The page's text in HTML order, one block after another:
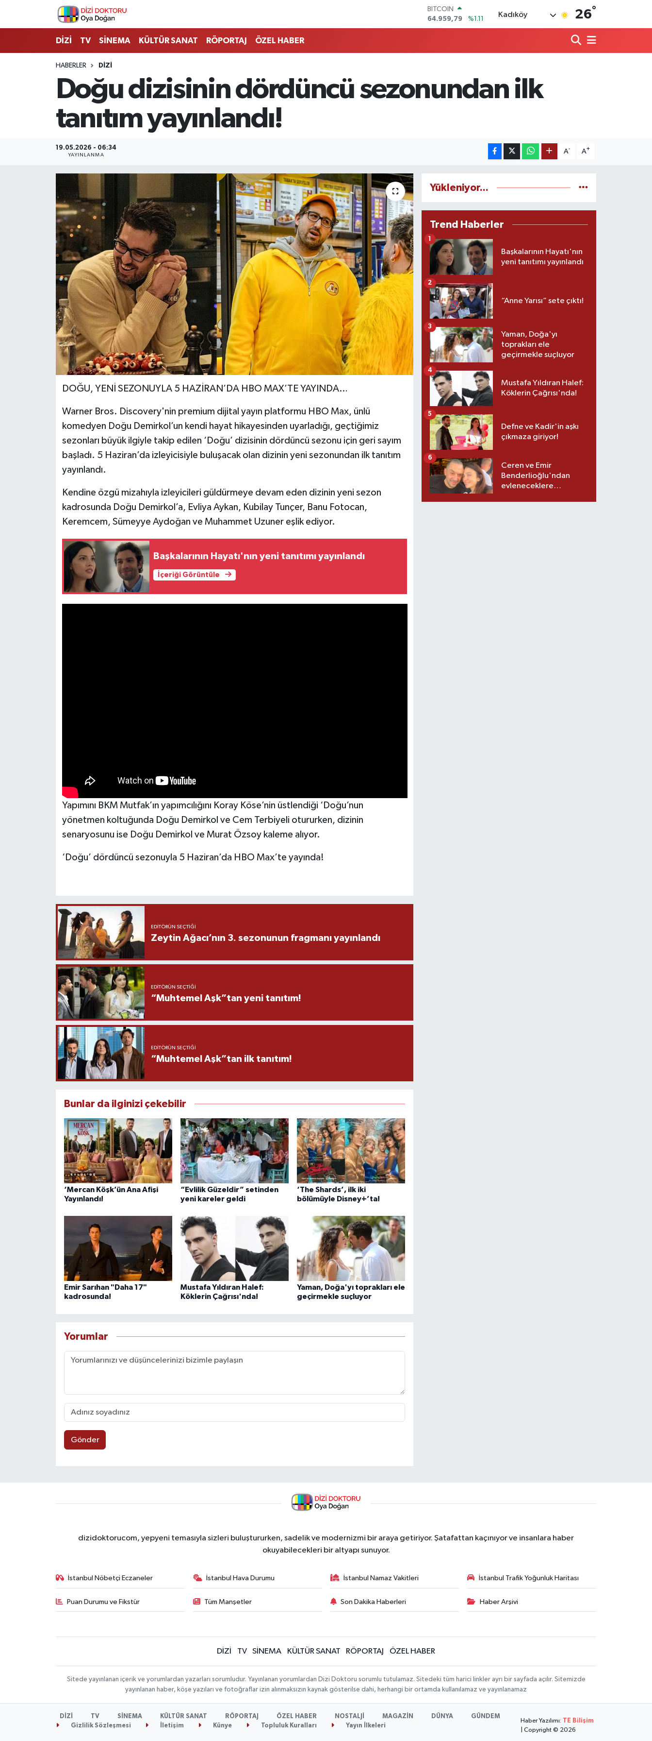
DOLAR
47,7436
%0.18
STERLİN
BİST100
13.779
%-14
Kadıköy 26°
DİZİ TV SİNEMA KÜLTÜR SANAT RÖPORTAJ ÖZEL HABER
HABERLER DİZİ
Doğu dizisinin dördüncü sezonundan ilk
tanıtım yayınlandı!
19.05.2026 - 06:34
YAYINLANMA
A- A+
DOĞU, YENİ SEZONUYLA 5 HAZİRAN’DA HBO MAX’TE YAYINDA…
Warner Bros. Discovery'nin premium dijital yayın platformu HBO Max, ünlü
komedyen Doğu Demirkol’un kendi hayat hikayesinden uyarladığı, geçtiğimiz
sezonları büyük ilgiyle takip edilen ‘Doğu’ dizisinin dördüncü sezonu için geri sayım
başladı. 5 Haziran’da izleyicisiyle buluşacak olan dizinin yeni sezonundan ilk tanıtım
yayınlandı.
Kendine özgü mizahıyla izleyicileri güldürmeye devam eden dizinin yeni sezon
kadrosunda Doğu Demirkol’a, Evliya Aykan, Kubilay Tunçer, Banu Fotocan,
Keremcem, Sümeyye Aydoğan ve Muhammet Uzuner eşlik ediyor.
Başkalarının Hayatı'nın yeni tanıtımı yayınlandı
İçeriği Görüntüle
Yapımını BKM Mutfak’ın yapımcılığını Koray Köse’nin üstlendiği ‘Doğu’nun
yönetmen koltuğunda Doğu Demirkol ve Cem Terbiyeli otururken, dizinin
senaryosunu ise Doğu Demirkol ve Murat Özsoy kaleme alıyor.
‘Doğu’ dördüncü sezonuyla 5 Haziran’da HBO Max’te yayında!
EDITÖRÜN SEÇTIĞI
Zeytin Ağacı’nın 3. sezonunun fragmanı yayınlandı
EDITÖRÜN SEÇTIĞI
“Muhtemel Aşk”tan yeni tanıtım!
EDITÖRÜN SEÇTIĞI
“Muhtemel Aşk”tan ilk tanıtım!
Bunlar da ilginizi çekebilir
‘Mercan Köşk’ün Ana Afişi
Yayınlandı!
“Evlilik Güzeldir” setinden
yeni kareler geldi
‘The Shards’, ilk iki
bölümüyle Disney+’ta!
Emir Sarıhan "Daha 17"
kadrosunda!
Mustafa Yıldıran Halef:
Köklerin Çağrısı'nda!
Yaman, Doğa'yı toprakları ele
geçirmekle suçluyor
Yorumlar
Gönder
Yükleniyor...
Trend Haberler
Başkalarının Hayatı'nın
yeni tanıtımı yayınlandı
1
“Anne Yarısı” sete çıktı!
2
Yaman, Doğa'yı
toprakları ele
geçirmekle suçluyor
3
Mustafa Yıldıran Halef:
Köklerin Çağrısı'nda!
4
Defne ve Kadir'in aşkı
çıkmaza giriyor!
5
Ceren ve Emir
Benderlioğlu'ndan
evleneceklere
6
dizidoktorucom, yepyeni temasıyla sizleri buluştururken, sadelik ve modernizmi bir araya getiriyor. Şatafattan kaçınıyor ve insanlara haber
okuyabilecekleri bir altyapı sunuyor.
İstanbul Nöbetçi Eczaneler İstanbul Hava Durumu İstanbul Namaz Vakitleri İstanbul Trafik Yoğunluk Haritası
Puan Durumu ve Fikstür Tüm Manşetler Son Dakika Haberleri Haber Arşivi
DİZİ TV SİNEMA KÜLTÜR SANAT RÖPORTAJ ÖZEL HABER
Sitede yayınlanan içerik ve yorumlardan yazarları sorumludur. Yayınlanan yorumlardan Dizi Doktoru sorumlu tutulamaz. Sitedeki tüm harici linkler ayrı bir sayfada açılır. Sitemizde
yayınlanan haber, köşe yazıları ve fotoğraflar izin alınmaksızın kaynak gösterilse dahi, herhangi bir ortamda kullanılamaz ve yayınlanamaz
DİZİ TV SİNEMA KÜLTÜR SANAT RÖPORTAJ ÖZEL HABER NOSTALJİ MAGAZİN DÜNYA
GÜNDEM
Gizlilik Sözleşmesi
İletişim Künye Topluluk Kuralları Yayın İlkeleri
Haber Yazılımı: TE Bilişim
| Copyright © 2026
İstanbul Nöbetçi Eczaneler
İstanbul Hava Durumu
İstanbul Namaz Vakitleri
İstanbul Trafik Yoğunluk Haritası
Son Dakika Haberleri
Haber Arşivi